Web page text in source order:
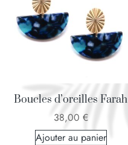
Boucles d’oreilles Farah
38,00 €
Ajouter au panier